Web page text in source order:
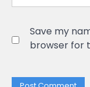
Save my
browser for